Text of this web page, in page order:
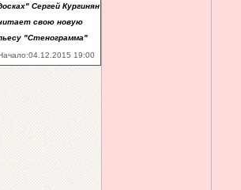
Сергей Кургинян
свою новую
"Стенограмма"
19:00